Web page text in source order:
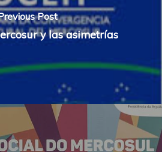
Post
y las asimetrías